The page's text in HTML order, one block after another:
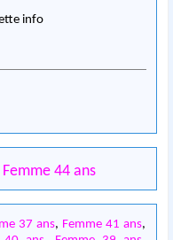
info
Femme 44 ans
37 ans, Femme 41 ans,